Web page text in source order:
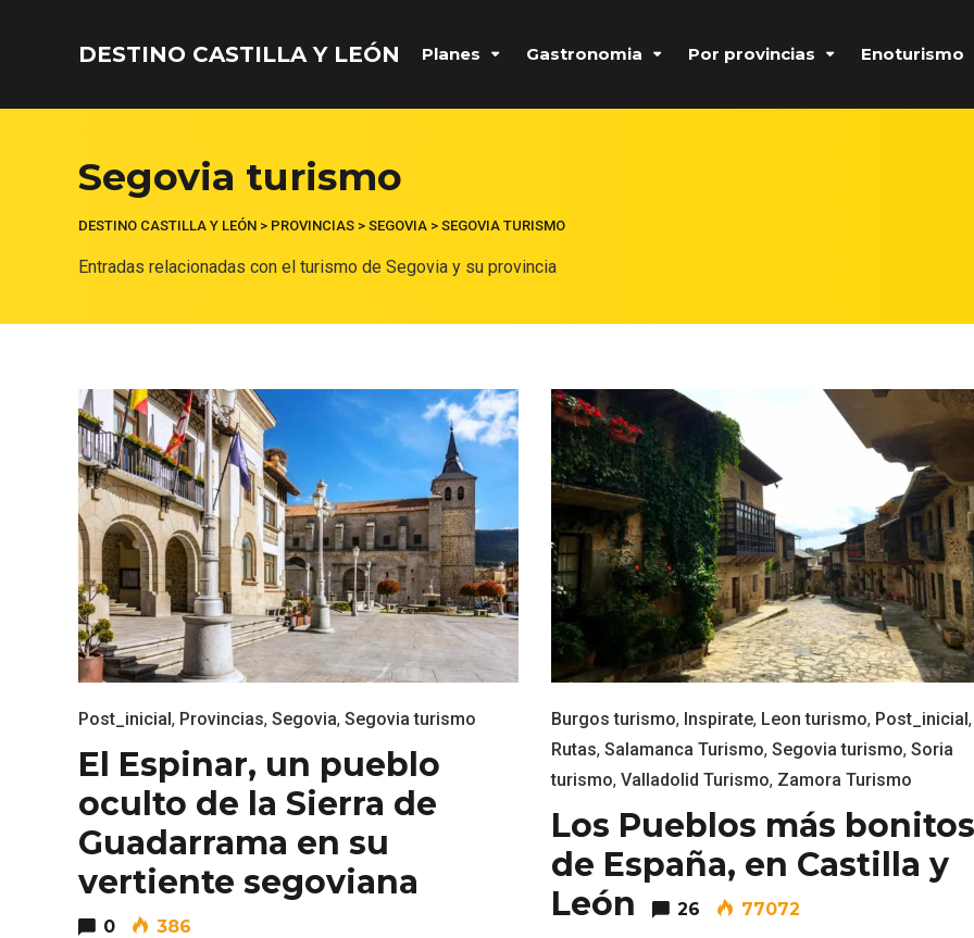
DESTINO CASTILLA Y LEÓN Planes Gastronomia Por provincias Enoturismo
Segovia turismo
DESTINO CASTILLA Y LEÓN > PROVINCIAS > SEGOVIA > SEGOVIA TURISMO
Entradas relacionadas con el turismo de Segovia y su provincia
Post_inicial, Provincias, Segovia, Segovia turismo
El Espinar, un pueblo
oculto de la Sierra de
Guadarrama en su
vertiente segoviana
0 386
Burgos turismo, Inspirate, Leon turismo, Post_inicial,
Rutas, Salamanca Turismo, Segovia turismo, Soria
turismo, Valladolid Turismo, Zamora Turismo
Los Pueblos más bonitos
de España, en Castilla y
León
26 77072
Nombre de usuario o correo electrónico
Formulario de acceso protegido por
Login Lockdown
Recuérdame
ACCEDER
Ultimas entradas